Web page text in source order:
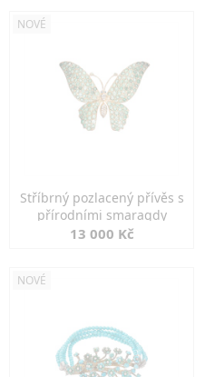
NOVÉ
Stříbrný pozlacený přívěs s
přírodními smaragdy
13 000 Kč
NOVÉ